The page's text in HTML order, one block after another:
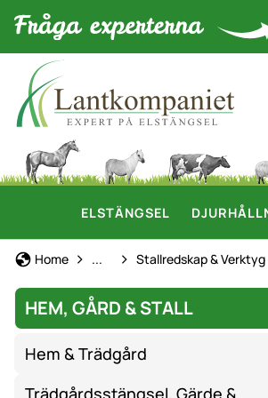
ELSTÄNGSEL
Home Hem, gård & stall
... Stallredskap & Verktyg
HEM, GÅRD & STALL
Hem & Trädgård
Trädgårdsstängsel, Gärde &